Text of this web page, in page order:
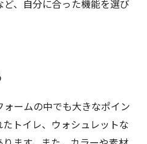
、自分に合った機能を選び
ォームの中でも大きなポイン
たトイレ、ウォシュレットな